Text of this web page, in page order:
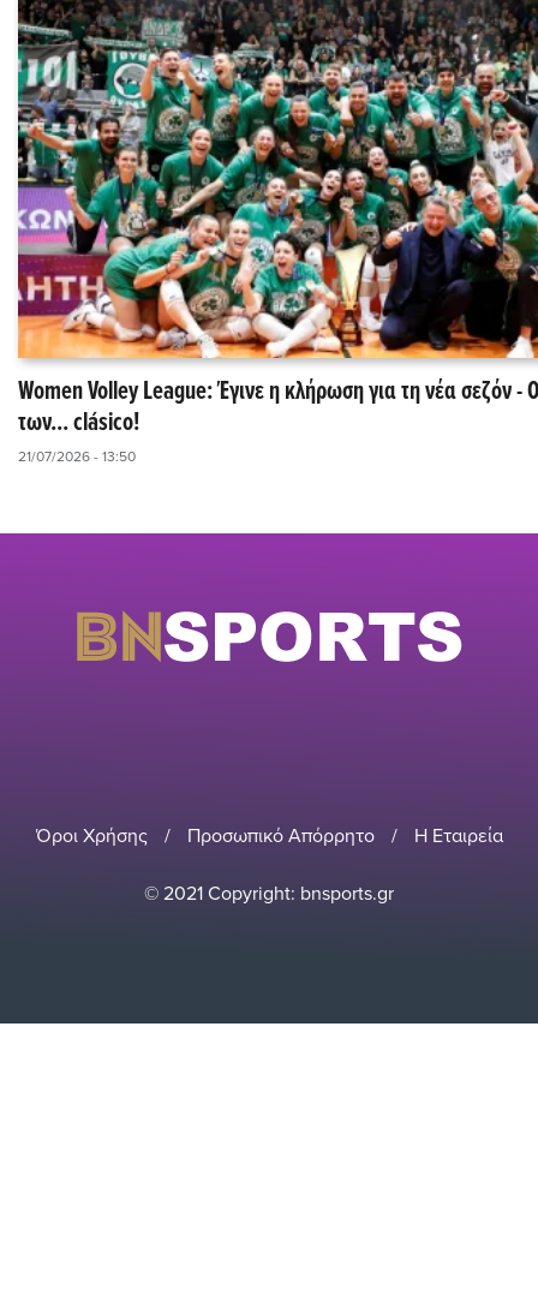
Women Volley League: Έγινε η κλήρωση για τη νέα σεζόν -
των... clásico!
21/07/2026 - 13:50
Όροι Χρήσης / Προσωπικό Απόρρητο / Η Εταιρεία
© 2021 Copyright: bnsports.gr